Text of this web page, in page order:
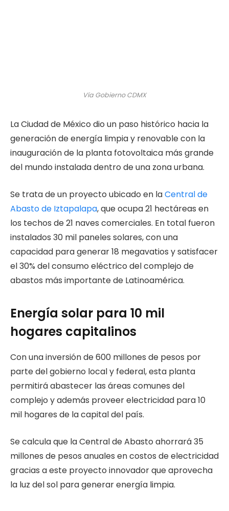
Vía Gobierno CDMX
La Ciudad de México dio un paso histórico hacia la
generación de energía limpia y renovable con la
inauguración de la planta fotovoltaica más grande
del mundo instalada dentro de una zona urbana.
Se trata de un proyecto ubicado en laCentral de
Abasto de Iztapalapa, que ocupa 21 hectáreas en
los techos de 21 naves comerciales. En total fueron
instalados 30 mil paneles solares, con una
capacidad para generar 18 megavatios y satisfacer
el 30% del consumo eléctrico del complejo de
abastos más importante de Latinoamérica.
Energía solar para 10 mil
hogares capitalinos
Con una inversión de 600 millones de pesos por
parte del gobierno local y federal, esta planta
permitirá abastecer las áreas comunes del
complejo y además proveer electricidad para 10
mil hogares de la capital del país.
Se calcula que la Central de Abasto ahorrará 35
millones de pesos anuales en costos de electricidad
gracias a este proyecto innovador que aprovecha
la luz del sol para generar energía limpia.